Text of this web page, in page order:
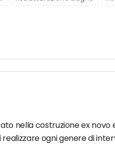
nella costruzione ex
ogni genere di